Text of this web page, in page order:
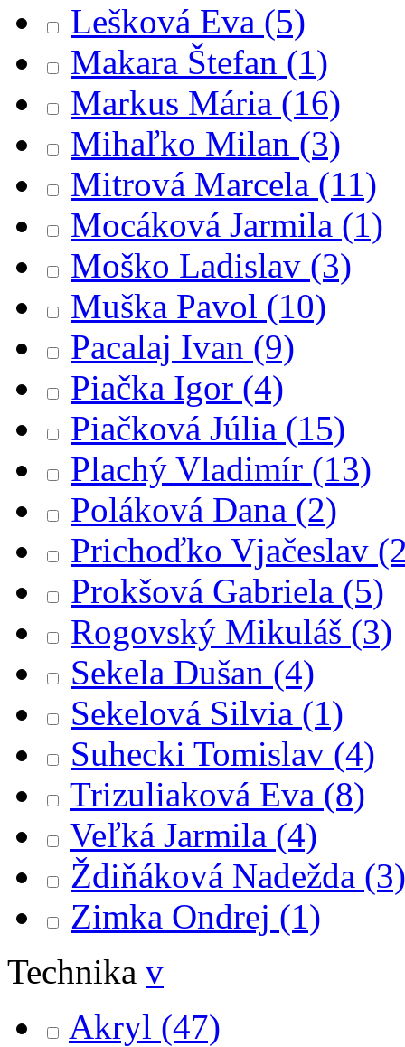
Lešková Eva (5)
Makara Štefan (1)
Markus Mária (16)
Mihaľko Milan (3)
Mitrová Marcela (11)
Mocáková Jarmila (1)
Moško Ladislav (3)
Muška Pavol (10)
Pacalaj Ivan (9)
Piačka Igor (4)
Piačková Júlia (15)
Plachý Vladimír (13)
Poláková Dana (2)
Prichoďko Vjačeslav
Prokšová Gabriela (5)
Rogovský Mikuláš (3)
Sekela Dušan (4)
Sekelová Silvia (1)
Suhecki Tomislav (4)
Trizuliaková Eva (8)
Veľká Jarmila (4)
Ždiňáková Nadežda (3)
Zimka Ondrej (1)
Technika v
Akryl (47)